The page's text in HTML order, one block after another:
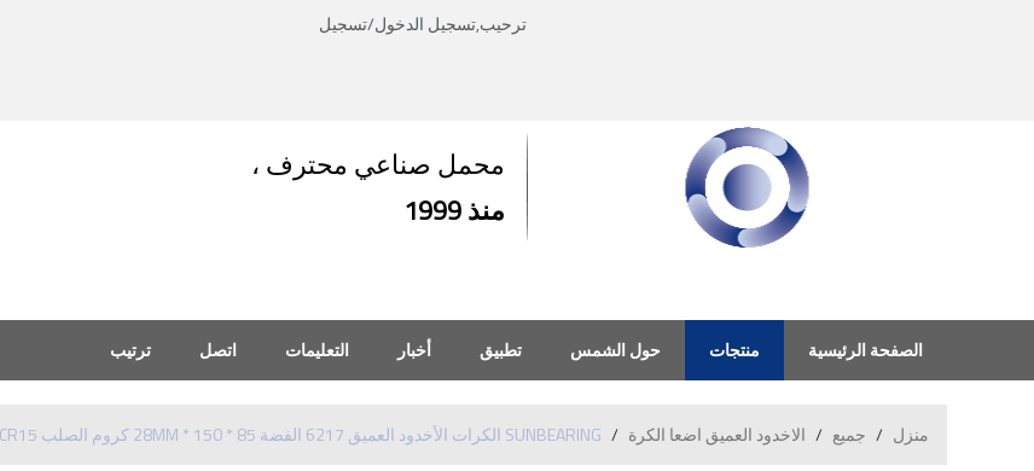
ترحيب,تسجيل الدخول/تسجيل
محمل صناعي محترف ،
منذ 1999
الصفحة الرئيسية منتجات حول الشمس تطبيق أخبار التعليمات اتصل ترتيب
منزل / جميع / الاخدود العميق اضعا الكرة / SUNBEARING الكرات الأخدود العميق 6217 الفضة 85 * 150 * 28MM كروم الصلب GCR15